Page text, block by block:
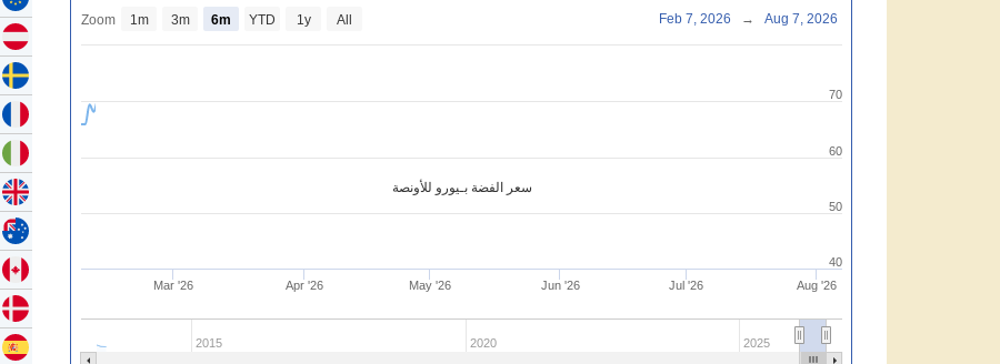
سعر الفضة بـيورو للأونصة
Mar '26 Apr '26 May '26 Jun '26 Jul '26 Aug '26
2015 2020 2025
50
60
70
40
Zoom 1m 3m 6m YTD 1y All Feb 7, 2026 → Aug 7, 2026